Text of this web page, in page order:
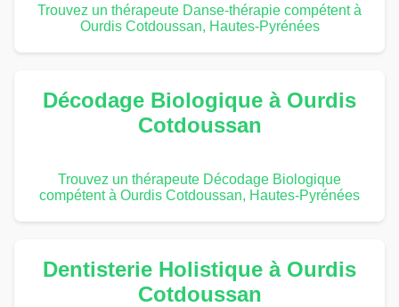
Trouvez un thérapeute Danse-thérapie compétent à
Ourdis Cotdoussan, Hautes-Pyrénées
Décodage Biologique à Ourdis
Cotdoussan
Trouvez un thérapeute Décodage Biologique
compétent à Ourdis Cotdoussan, Hautes-Pyrénées
Dentisterie Holistique à Ourdis
Cotdoussan